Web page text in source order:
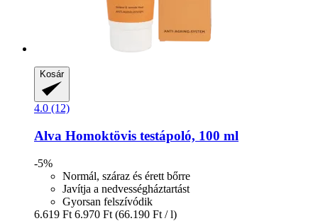
Kosár
4.0 (12)
Alva Homoktövis testápoló, 100 ml
-5%
Normál, száraz és érett bőrre
Javítja a nedvességháztartást
Gyorsan felszívódik
6.619 Ft 6.970 Ft (66.190 Ft / l)